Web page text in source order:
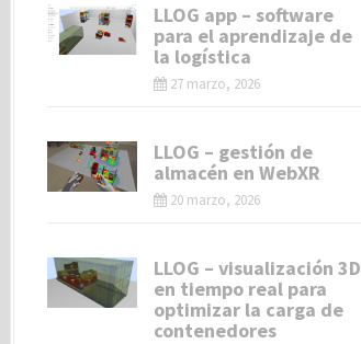
LLOG app – software
para el aprendizaje de
la logística
27 marzo, 2026
LLOG – gestión de
almacén en WebXR
20 marzo, 2026
LLOG – visualización 3D
en tiempo real para
optimizar la carga de
contenedores